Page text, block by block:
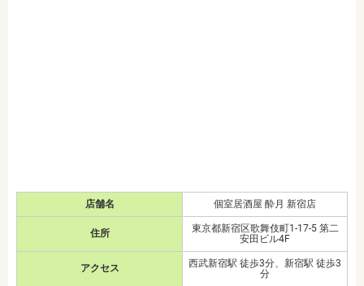
店舗名 個室居酒屋 酔月 新宿店
住所
東京都新宿区歌舞伎町1-17-5 第二
安田ビル4F
アクセス
西武新宿駅 徒歩3分、新宿駅 徒歩3
分